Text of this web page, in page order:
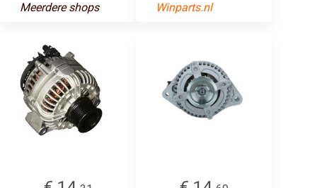
Meerdere shops Winparts.nl